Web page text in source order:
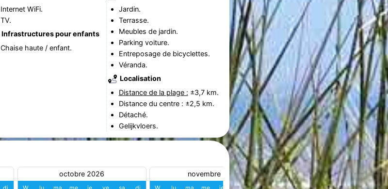
Internet WiFi.
TV.
Infrastructures pour enfants
Chaise haute / enfant.
Jardin.
Terrasse.
Meubles de jardin.
Parking voiture.
Entreposage de bicyclettes.
Véranda.
Localisation
Distance de la plage : ±3,7 km.
Distance du centre : ±2,5 km.
Détaché.
Gelijkvloers.
octobre 2026 novembre 2026 décembre 2026